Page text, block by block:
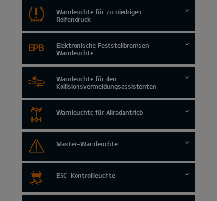
Warnleuchte für zu niedrigen
Reifendruck
Elektronische Feststellbremsen-
Warnleuchte
Warnleuchte für den
Kollisionsvermeidungsassistenten
Warnleuchte für Allradantrieb
Master-Warnleuchte
ESC-Kontrollleuchte